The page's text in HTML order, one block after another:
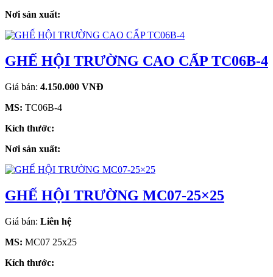
Nơi sản xuất:
GHẾ HỘI TRƯỜNG CAO CẤP TC06B-4
Giá bán: 4.150.000 VNĐ
MS: TC06B-4
Kích thước:
Nơi sản xuất:
GHẾ HỘI TRƯỜNG MC07-25×25
Giá bán: Liên hệ
MS: MC07 25x25
Kích thước: